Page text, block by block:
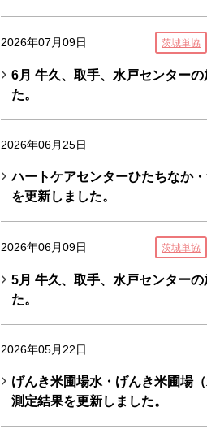
2026年07月09日 茨城単協
6月 牛久、取手、水戸センター
た。
2026年06月25日
ハートケアセンターひたちなか
を更新しました。
2026年06月09日 茨城単協
5月 牛久、取手、水戸センター
た。
2026年05月22日
げんき米圃場水・げんき米圃場
測定結果を更新しました。